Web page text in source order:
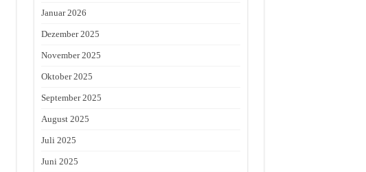
Januar 2026
Dezember 2025
November 2025
Oktober 2025
September 2025
August 2025
Juli 2025
Juni 2025